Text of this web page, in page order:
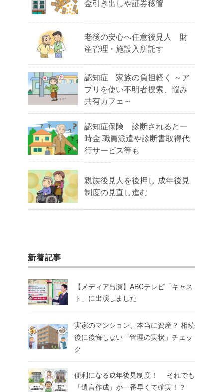
金引き出しや証券移管
老後の安心へ任意後見人 財
産管理・施設入所託す
認知症 家族の負担軽く ～ア
プリを使い不明者捜索、悩み
共有カフェ～
認知症保険 診断されると一
時金 職員派遣や診断書取得代
行サービス等も
親族後見人を後押し 成年後見
制度の見直し進む
新着記事
【メディア出演】ABCテレビ「キャス
ト」に出演しました
実家のマンション、本当に資産？ 相続
後に後悔しない「管理の実状」チェッ
ク
便利になる成年後見制度！ それでも
「遺言作成」が一番早くて確実！？